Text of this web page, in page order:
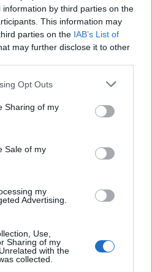
by third parties on the
This information may
parties on the IAB’s List of
may further disclose it to other
app uses one or more Google
behaviour. You may click to
and its third-party tags to
purposes in below Google
Opt Outs
Sharing of my
Sale of my
my
Advertising.
Use,
Sharing of my
with the
collected.